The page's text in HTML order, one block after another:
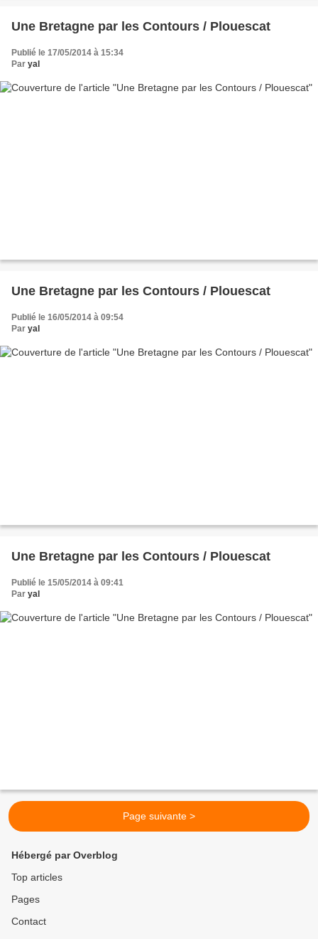
Une Bretagne par les Contours / Plouescat
Publié le 17/05/2014 à 15:34
Par yal
Une Bretagne par les Contours / Plouescat
Publié le 16/05/2014 à 09:54
Par yal
Une Bretagne par les Contours / Plouescat
Publié le 15/05/2014 à 09:41
Par yal
Page suivante >
Hébergé par Overblog
Top articles
Pages
Contact